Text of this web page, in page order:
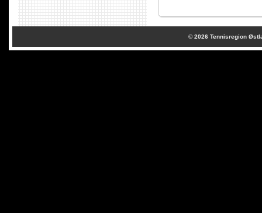
© 2026 Tennisregion